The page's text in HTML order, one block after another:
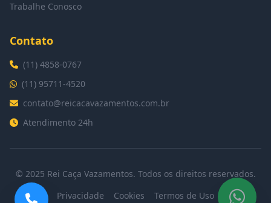
Trabalhe Conosco
Contato
(11) 4858-0767
(11) 95711-4520
contato@reicacavazamentos.com.br
Atendimento 24h
© 2025 Rei Caça Vazamentos. Todos os direitos reservados.
Privacidade
Cookies Termos de Uso